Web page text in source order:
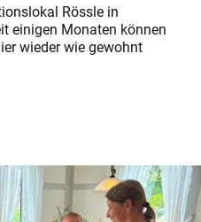
Rössle in
einigen Monaten ­können
wieder wie gewohnt